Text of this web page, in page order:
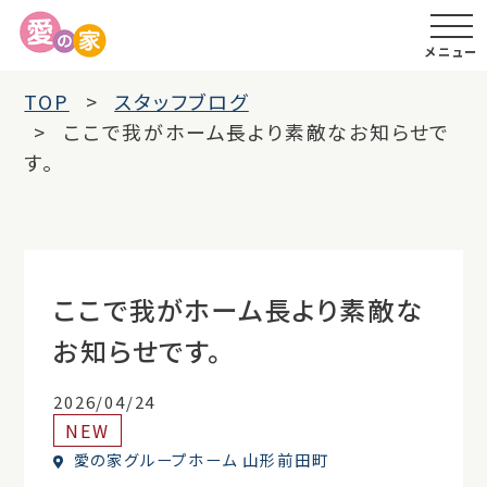
メニュー
TOP
スタッフブログ
ここで我がホーム長より素敵なお知らせで
す。
ここで我がホーム長より素敵な
お知らせです。
2026/04/24
NEW
愛の家グループホーム 山形前田町